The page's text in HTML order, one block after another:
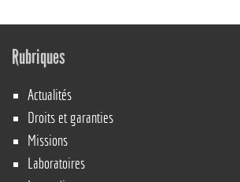
Rubriques
Actualités
Droits et garanties
Missions
Laboratoires